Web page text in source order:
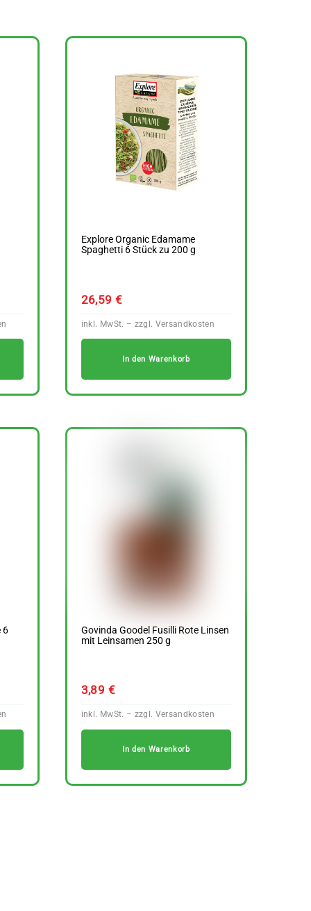
Explore Organic Edamame
Spaghetti 6 Stück zu 200 g
26,59 €
In den Warenkorb
6
Govinda Goodel Fusilli Rote Linsen
mit Leinsamen 250 g
3,89 €
In den Warenkorb